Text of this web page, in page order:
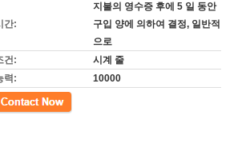
간:
지불의 영수증 후에 5 일 동안
구입 양에 의하여 결정, 일반적
으로
건:
시계 줄
력:
10000